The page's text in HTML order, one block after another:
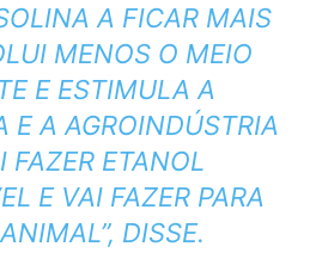
A FICAR MAIS
MENOS O MEIO
E ESTIMULA A
E A AGROINDÚSTRIA
FAZER ETANOL
E VAI FAZER PARA
DISSE.